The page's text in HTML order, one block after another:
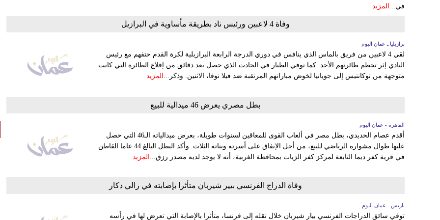
في... المزيد
وفاة 4 لاعبين ورئيس ناد بطريقة مأساوية في البرازيل
برازيليا ـ عمان اليوم
لقي 4 لاعبين من فريق بالماس الذي ينافس في دوري الدرجة الرابعة البرازيلية لكرة القدم حتفهم مع رئيس
النادي إثر تحطم طائرتهم الأحد. كما توفي الطيار في الحادث الذي حصل بعد دقائق من إقلاع الطائرة التي كانت
متوجهة من توكانتيس إلى جويانيا لخوض مباراتهم المرتقبة ضد فيلا توفا، الاثنين. وذكر... المزيد
بطل مصري يعرض 46 ميدالية للبيع
القاهرة - عمان اليوم
أقدم عصام الحديدي، بطل مصر في ألعاب القوى للمعاقين لسنوات طويلة، بعرض ميدالياته الـ46 التي حصل
عليها طوال مشواره الرياضي للبيع، من أجل الإنفاق على أسرته وبناته الثلاث. وأكد البطل البالغ 44 عاما القاطن
في قرية كفر ديما التابعة لمركز كفر الزيات بمحافظة الغربية، أنه لا يوجد لديه مصدر رزق... المزيد
وفاة الدراج الفرنسي بيير شيربان متأثرا بإصابته في رالي دكار
باريس - عمان اليوم
توفي سائق الدراجات الفرنسي بيار شيربان خلال نقله إلى فرنسا، متأثرا بالإصابة التي تعرض لها في رأسه